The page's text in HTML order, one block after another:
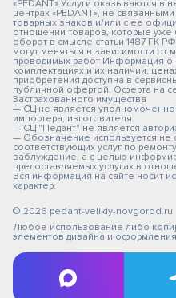
«PEDANT».Услуги оказываются в
центрах «PEDANT», не
товарных знаков и/или с ее
отношении товаров, которые уже
оборот в смысле статьи 1487 ГК
могут меняться в зависимости от
проводимых работ Информация о
комплектациях и их наличии,
приобретения доступна в
публичной офертой. Оферта на
Застрахованного имущества
— СЦ не является
импортера, изготовителя.
— СЦ "Педант" не является
— Обозначение используется не
соответствующих услуг по
заблуждение, а с целью
предоставляемых услугах в
Вся информация на сайте носит
характер.
© 2026 pedant-velikiy-novgorod.ru
Любое использование либо
элементов дизайна и оформления